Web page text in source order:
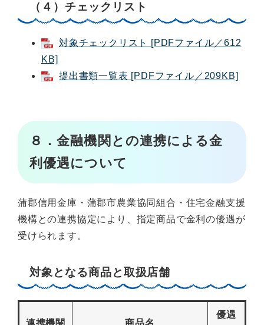
（４）チェックリスト
対象チェックリスト [PDFファイル／612
KB]
提出書類一覧表 [PDFファイル／209KB]
８．金融機関との連携による金
利優遇について
蒲郡信用金庫・蒲郡市農業協同組合・住宅金融支援
機構との連携協定により、指定商品で金利の優遇が
受けられます。
対象となる商品と取扱店舗
連携機関 商品名
優遇